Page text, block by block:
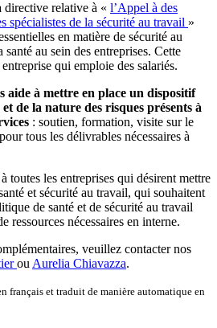
directive relative à « l’Appel à des
spécialistes de la sécurité au travail »
en matière de sécurité au
au sein des entreprises. Cette
qui emploie des salariés.
aide à mettre en place un dispositif
de la nature des risques présents à
: soutien, formation, visite sur le
tous les délivrables nécessaires à
toutes les entreprises qui désirent mettre
et sécurité au travail, qui souhaitent
de santé et de sécurité au travail
ressources nécessaires en interne.
veuillez contacter nos
ou Aurelia Chiavazza.
français et traduit de manière automatique en